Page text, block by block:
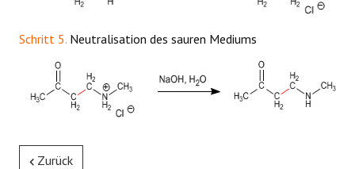
Schritt 5. Neutralisation des sauren Mediums
Zurück